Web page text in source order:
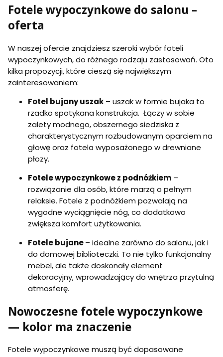
Fotele wypoczynkowe do salonu –
oferta
W naszej ofercie znajdziesz szeroki wybór foteli
wypoczynkowych, do różnego rodzaju zastosowań. Oto
kilka propozycji, które cieszą się największym
zainteresowaniem:
Fotel bujany uszak – uszak w formie bujaka to
rzadko spotykana konstrukcja. Łączy w sobie
zalety modnego, obszernego siedziska z
charakterystycznym rozbudowanym oparciem na
głowę oraz fotela wyposażonego w drewniane
płozy.
Fotele wypoczynkowe z podnóżkiem –
rozwiązanie dla osób, które marzą o pełnym
relaksie. Fotele z podnóżkiem pozwalają na
wygodne wyciągnięcie nóg, co dodatkowo
zwiększa komfort użytkowania.
Fotele bujane– idealne zarówno do salonu, jak i
do domowej biblioteczki. To nie tylko funkcjonalny
mebel, ale także doskonały element
dekoracyjny, wprowadzający do wnętrza przytulną
atmosferę.
Nowoczesne fotele wypoczynkowe
— kolor ma znaczenie
Fotele wypoczynkowe muszą być dopasowane